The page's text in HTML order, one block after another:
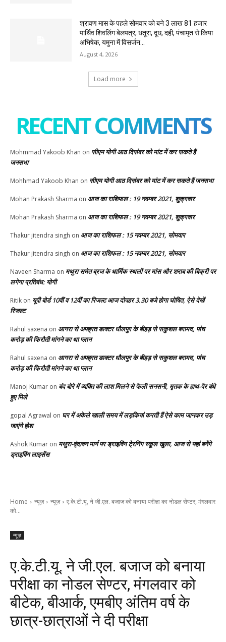
श्रावण मास के पहले सोमवार को बने 3 लाख 81 हजार
पार्थिव शिवलिंग बेलपत्र, धतूरा, दूध, दही, पंचामृत से किया
अभिषेक, यमुना में विसर्जन...
August 4, 2026
Load more
RECENT COMMENTS
Mohmmad Yakoob Khan on सीएम योगी आठ दिसंबर को मांट में कर सकते हैं
जनसभा
Mohhmad Yakoob Khan on सीएम योगी आठ दिसंबर को मांट में कर सकते हैं जनसभा
Mohan Prakash Sharma on आज का राशिफल : 19 नवम्बर 2021, शुक्रवार
Mohan Prakash Sharma on आज का राशिफल : 19 नवम्बर 2021, शुक्रवार
Thakur jitendra singh on आज का राशिफल : 15 नवम्बर 2021, सोमवार
Thakur jitendra singh on आज का राशिफल : 15 नवम्बर 2021, सोमवार
Naveen Sharma on मथुरा समेत ब्रज के धार्मिक स्थलों पर मांस और शराब की बिक्री पर
लगेगा प्रतिबंध: योगी
Ritik on यूपी बोर्ड 10वीं व 12वीं का रिजल्ट आज दोपहर 3.30 बजे होगा घोषित, ऐसे देखें
रिजल्ट
Rahul saxena on आगरा से अपह्रत डाक्टर धौलपुर के बीहड़ से सकुशल बरामद, पांच
करोड़ की फिरौती मांगने का था प्लान
Rahul saxena on आगरा से अपह्रत डाक्टर धौलपुर के बीहड़ से सकुशल बरामद, पांच
करोड़ की फिरौती मांगने का था प्लान
Manoj Kumar on बंद बोरे में व्यक्ति की लाश मिलने से फैली सनसनी, मृतक के हाथ-पैर बंधे
हुए मिले
gopal Agrawal on घर में अकेले खाली समय में लड़कियां करती हैं ऐसे काम जानकर उड़
जाएंगे होश
Ashok Kumar on मथुरा-वृंदावन मार्ग पर ड्राइविंग टे्रनिंग स्कूल खुला, आज से यहां बनेंगे
ड्राइविंग लाइसेंस